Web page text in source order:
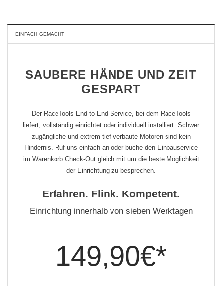
EINFACH GEMACHT
SAUBERE HÄNDE UND ZEIT
GESPART
Der RaceTools End-to-End-Service, bei dem RaceTools
liefert, vollständig einrichtet oder individuell installiert. Schwer
zugängliche und extrem tief verbaute Motoren sind kein
Hindernis. Ruf uns einfach an oder buche den Einbauservice
im Warenkorb Check-Out gleich mit um die beste Möglichkeit
der Einrichtung zu besprechen.
Erfahren. Flink. Kompetent.
Einrichtung innerhalb von sieben Werktagen
149,90€*